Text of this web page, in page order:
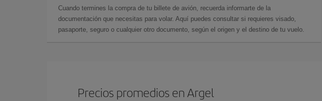
Cuando termines la compra de tu billete de avión, recuerda informarte de la
documentación que necesitas para volar. Aquí puedes consultar si requieres visado,
pasaporte, seguro o cualquier otro documento, según el origen y el destino de tu vuelo.
Precios promedios en Argel